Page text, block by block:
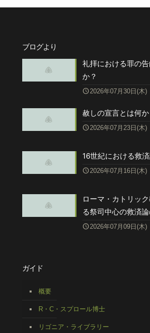
ブログより
礼拝における罪の
か？
2026年07月30日(木)
赦しの宣言とは何か
2026年07月23日(木)
16世紀における救
2026年07月16日(木)
ローマ・カトリッ
る祭司中心の救済
2026年07月09日(木)
ガイド
概要
R・C・スプロール博士
リゴニア・ライブラリー